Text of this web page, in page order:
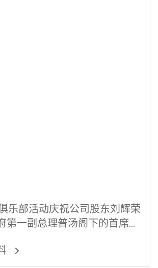
乐部活动庆祝公司股东刘辉荣
第一副总理普汤阁下的首席顾